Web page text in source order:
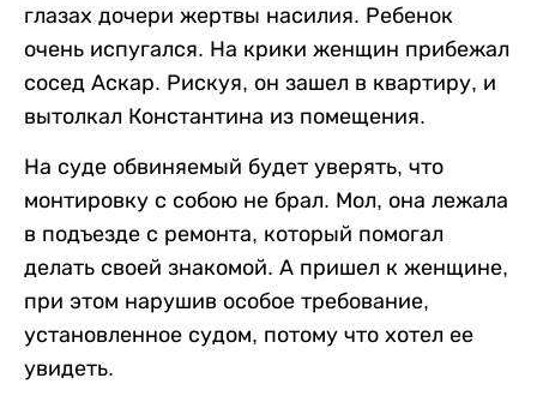
глазах дочери жертвы насилия. Ребенок
очень испугался. На крики женщин прибежал
сосед Аскар. Рискуя, он зашел в квартиру, и
вытолкал Константина из помещения.
На суде обвиняемый будет уверять, что
монтировку с собою не брал. Мол, она лежала
в подъезде с ремонта, который помогал
делать своей знакомой. А пришел к женщине,
при этом нарушив особое требование,
установленное судом, потому что хотел ее
увидеть.